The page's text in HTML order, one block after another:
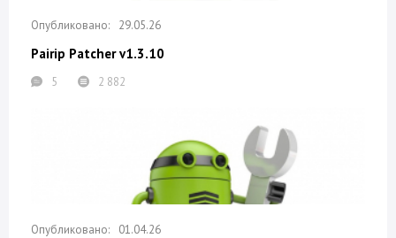
29.05.26
Pairip Patcher v1.3.10
5 2 882
01.04.26